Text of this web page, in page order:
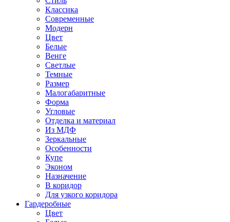
Классика
Современные
Модерн
Цвет
Белые
Венге
Светлые
Темные
Размер
Малогабаритные
Форма
Угловые
Отделка и материал
Из МДФ
Зеркальные
Особенности
Купе
Эконом
Назначение
В коридор
Для узкого коридора
Гардеробные
Цвет